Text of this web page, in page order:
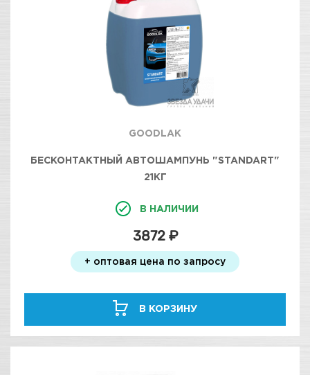
GOODLAK
БЕСКОНТАКТНЫЙ АВТОШАМПУНЬ "STANDART"
21КГ
В НАЛИЧИИ
3872 ₽
+ оптовая цена по запросу
В КОРЗИНУ